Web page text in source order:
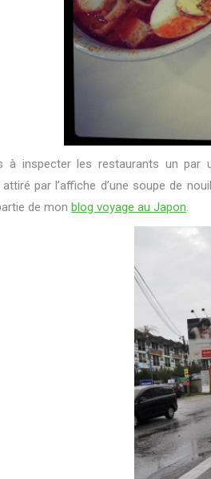
à inspecter les restaurants un
par l’affiche d’une soupe de
de monblog voyage au Japon.